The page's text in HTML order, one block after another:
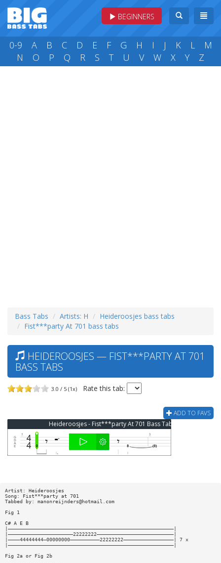
BEGINNERS
0-9 A B C D E F G H I J K L
M
N
O P Q R S T U V W X Y Z
Bass Tabs Artists: H
Heideroosjes bass tabs
Fist***party At 701 bass tabs
HEIDEROOSJES — FIST***PARTY AT 701
BASS TABS
3.0 / 5 (1x) Rate this tab:
ADD TO FAVS
Heideroosjes - Fist***party At 701 Bass Tab
Artist: Heideroosjes
Song: Fist***party at 701
Tabbed by: manonreijnders@hotmail.com
Fig 1
C# A E B
|————————————————————————————————————————————————————————|
|——————————————————————22222222——————————————————————————|
|————44444444—00000000——————————22222222—————————————————| 7 x
|————————————————————————————————————————————————————————|
Fig 2a or Fig 2b